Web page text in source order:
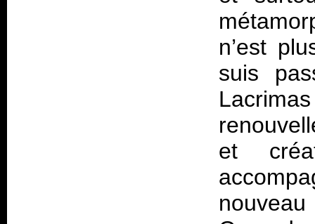
n’est
suis
et